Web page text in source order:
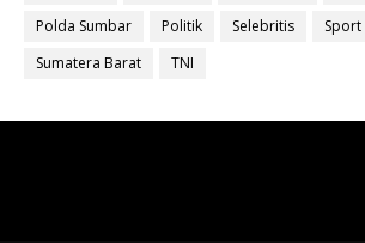
Polda Sumbar
Politik Selebritis
Sport
Sumatera Barat
TNI